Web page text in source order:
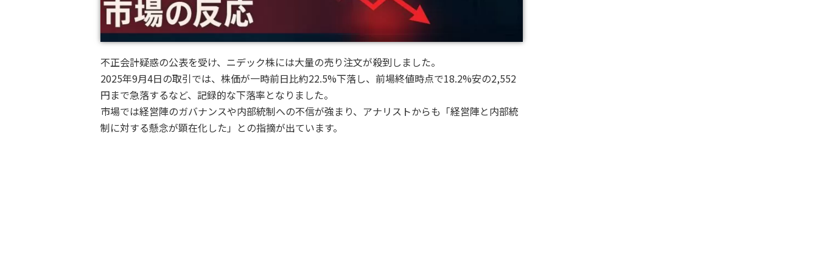
不正会計疑惑の公表を受け、ニデック株には大量の売り注文が殺到しました。
2025年9月4日の取引では、株価が一時前日比約22.5%下落し、前場終値時点で18.2%安の2,552
円まで急落するなど、記録的な下落率となりました。
市場では経営陣のガバナンスや内部統制への不信が強まり、アナリストからも「経営陣と内部統
制に対する懸念が顕在化した」との指摘が出ています。